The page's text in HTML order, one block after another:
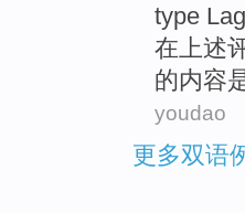
type
在上述
的内容
youdao
更多双语